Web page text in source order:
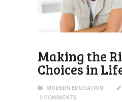
Making the
Choices in
MODERN EDUCATION
0 COMMENTS